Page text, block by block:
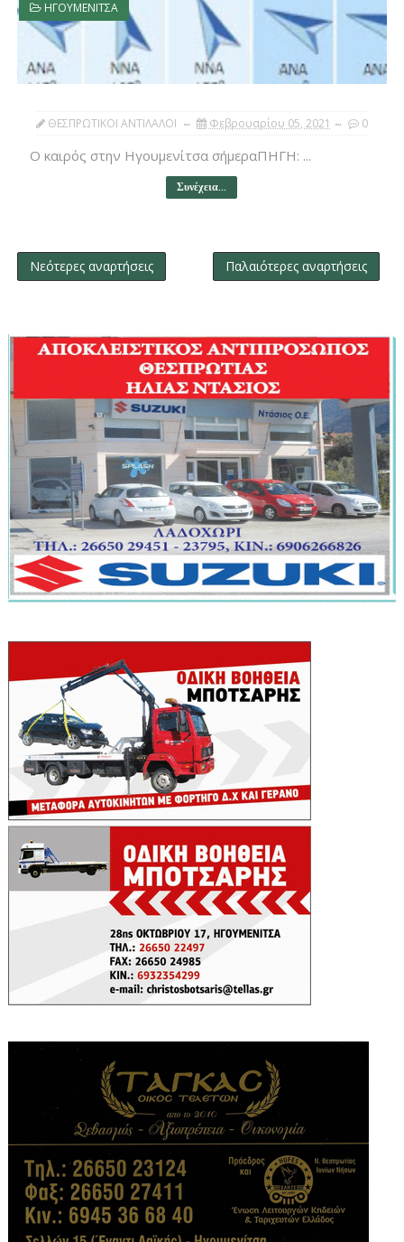
ΗΓΟΥΜΕΝΙΤΣΑ
ΘΕΣΠΡΩΤΙΚΟΙ ΑΝΤΙΛΑΛΟΙ Φεβρουαρίου 05, 2021 0
Ο καιρός στην Ηγουμενίτσα σήμεραΠΗΓΗ: ...
Συνέχεια...
Νεότερες αναρτήσεις Παλαιότερες αναρτήσεις